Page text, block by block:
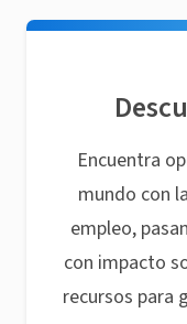
Encuentra
mundo con
empleo,
con impacto
recursos para